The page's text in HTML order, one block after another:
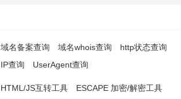
域名备案查询 域名whois查询
http状态查询
IP查询
UserAgent查询
HTML/JS互转工具
ESCAPE 加密/解密工具